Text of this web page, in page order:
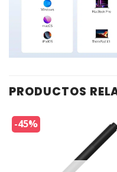
PRODUCTOS
-45%